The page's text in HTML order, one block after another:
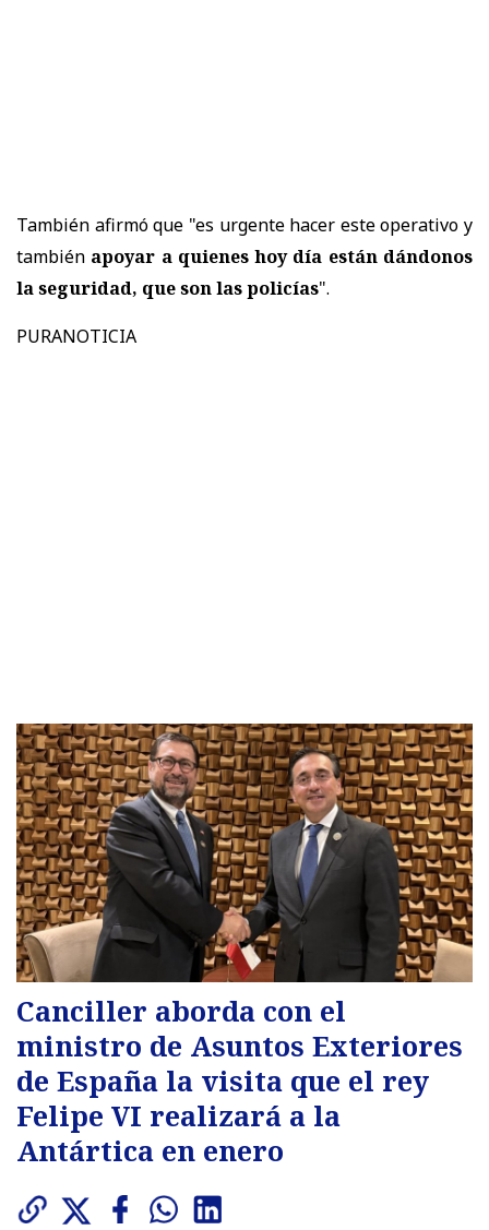
También afirmó que "es urgente hacer este operativo y
también apoyar a quienes hoy día están dándonos
la seguridad, que son las policías".
PURANOTICIA
Canciller aborda con el
ministro de Asuntos Exteriores
de España la visita que el rey
Felipe VI realizará a la
Antártica en enero